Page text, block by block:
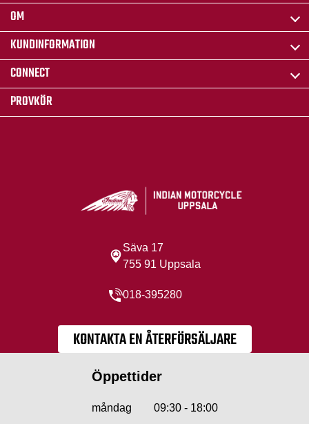
OM
KUNDINFORMATION
CONNECT
PROVKÖR
Säva 17
755 91 Uppsala
018-395280
KONTAKTA EN ÅTERFÖRSÄLJARE
Öppettider
måndag 09:30 - 18:00